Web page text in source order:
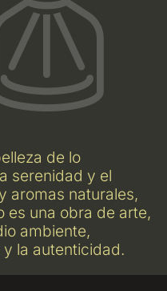
de lo
serenidad y el
aromas naturales,
es una obra de arte,
ambiente,
la autenticidad.